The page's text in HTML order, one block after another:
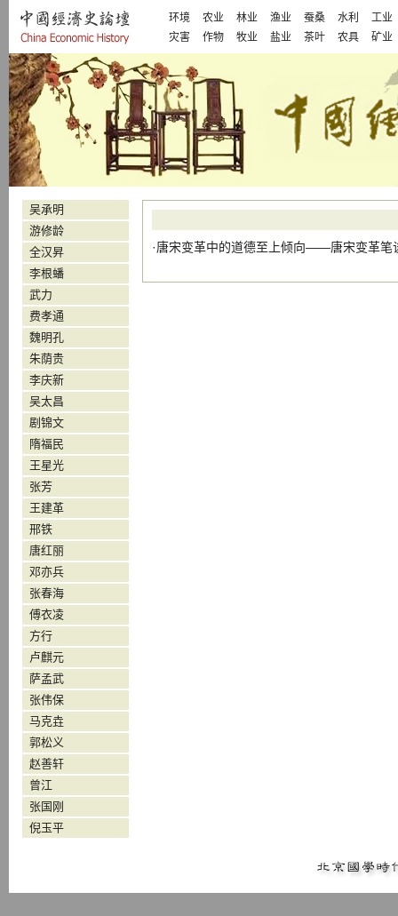
环境 农业 林业 渔业 蚕桑 水利
工业
灾害
作物 牧业 盐业 茶叶 农具 矿业
·唐宋变革中的道德至上倾向——唐宋变革笔
吴承明
游修龄
全汉昇
李根蟠
武力
费孝通
魏明孔
朱荫贵
李庆新
吴太昌
剧锦文
隋福民
王星光
张芳
王建革
邢铁
唐红丽
邓亦兵
张春海
傅衣凌
方行
卢麒元
萨孟武
张伟保
马克垚
郭松义
赵善轩
曾江
张国刚
倪玉平